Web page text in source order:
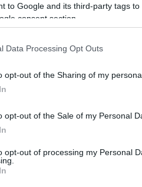
to Google and its third-party tags
consent section.
Data Processing Opt Outs
opt-out of the Sharing of my
opt-out of the Sale of my Personal
opt-out of processing my Personal
και με ενημέρωση του
Νοσοκομείου
στην
δείγματα είναι
στενές επαφές ενός